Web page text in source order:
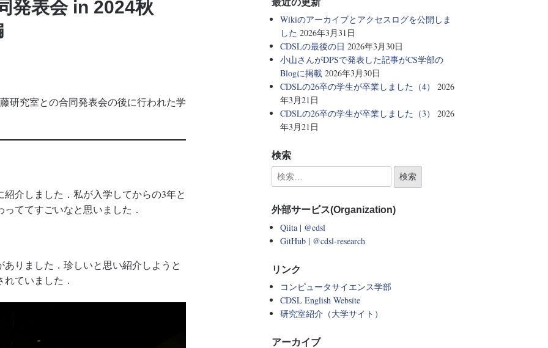
発表会 in 2024秋
研究室との合同発表会の後に行われた学
介しました．私が入学してからの3年と
ててすごいなと思いました．
りました．珍しいと思い紹介しようと
ていました．
Wikiのアーカイブとアクセスログを公開しま
した 2026年3月31日
CDSLの最後の日 2026年3月30日
小山さんがDPSで発表した記事がCS学部の
Blogに掲載 2026年3月30日
CDSLの26卒の学生が卒業しました（4）
2026
年3月21日
CDSLの26卒の学生が卒業しました（3）
2026
年3月21日
検索
外部サービス(Organization)
Qiita | @cdsl
GitHub | @cdsl-research
リンク
コンピュータサイエンス学部
CDSL English Website
研究室紹介（大学サイト）
アーカイブ